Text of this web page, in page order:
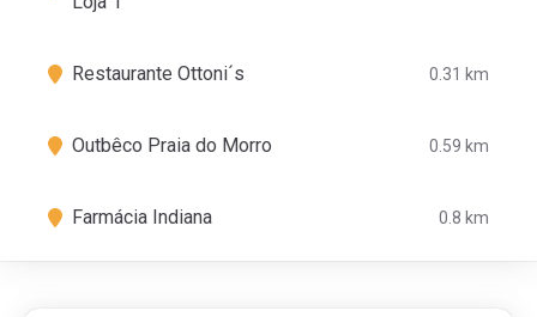
Restaurante Ottoni´s 0.31 km
Outbêco Praia do Morro 0.59 km
Farmácia Indiana 0.8 km